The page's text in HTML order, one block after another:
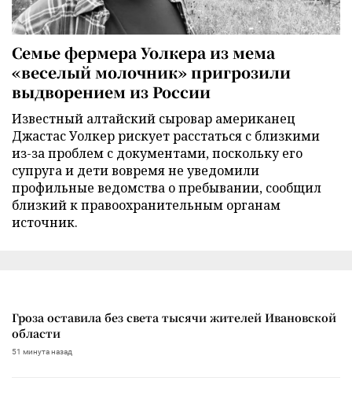
Семье фермера Уолкера из мема
«веселый молочник» пригрозили
выдворением из России
Известный алтайский сыровар американец
Джастас Уолкер рискует расстаться с близкими
из-за проблем с документами, поскольку его
супруга и дети вовремя не уведомили
профильные ведомства о пребывании, сообщил
близкий к правоохранительным органам
источник.
Гроза оставила без света тысячи жителей Ивановской
области
51 минута назад